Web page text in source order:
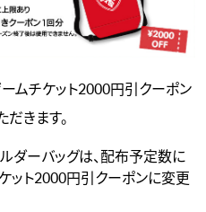
ームチケット2000円引クーポン
きます。
ダーバッグは、配布予定数に
ット2000円引クーポンに変更